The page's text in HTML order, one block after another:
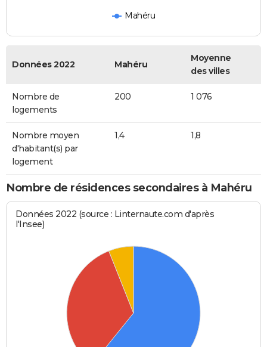
Mahéru
Données 2022 Mahéru
Moyenne
des villes
Nombre de
logements
200 1 076
Nombre moyen
d'habitant(s) par
logement
1,4 1,8
Nombre de résidences secondaires à Mahéru
Données 2022 (source : Linternaute.com d'après
l'Insee)